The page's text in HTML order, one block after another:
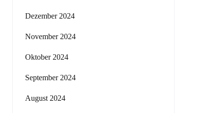
Dezember 2024
November 2024
Oktober 2024
September 2024
August 2024